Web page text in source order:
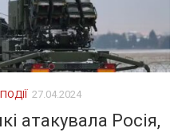
ПОДІЇ 27.04.2024
атакувала Росія,